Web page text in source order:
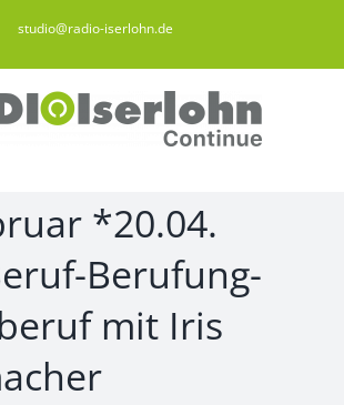
studio@radio-iserlohn.de
*20.04.
Berufung-
mit Iris